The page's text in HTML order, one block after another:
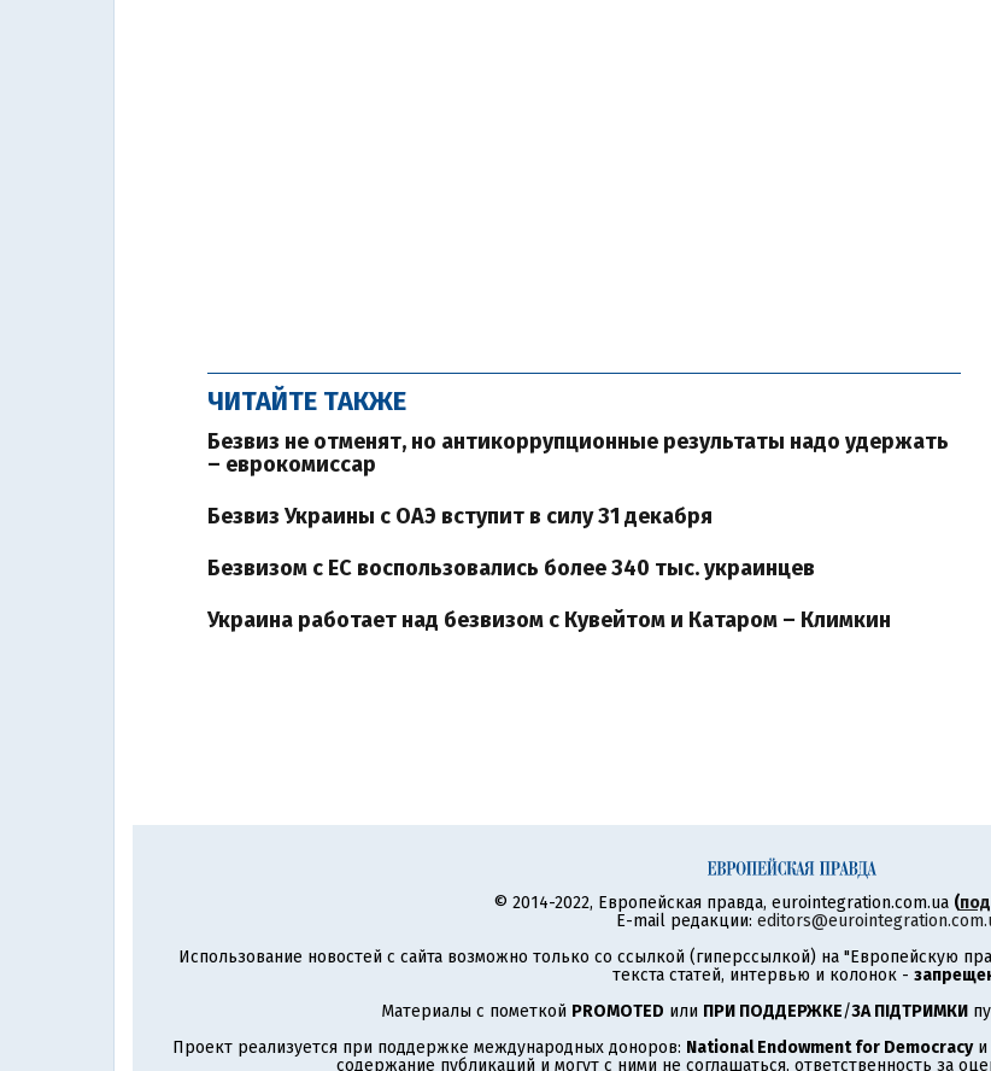
ЧИТАЙТЕ ТАКЖЕ
Безвиз не отменят, но антикоррупционные результаты надо удержать
– еврокомиссар
Безвиз Украины с ОАЭ вступит в силу 31 декабря
Безвизом с ЕС воспользовались более 340 тыс. украинцев
Украина работает над безвизом с Кувейтом и Катаром – Климкин
© 2014-2022, Европейская правда, eurointegration.com.ua (
E-mail редакции:
Использование новостей с сайта возможно только со ссылкой (гиперссылкой) на "Европейскую
текста статей, интервью и колонок -
Материалы с пометкой PROMOTED или ПРИ ПОДДЕРЖКЕ/ЗА ПІДТРИМКИ
Проект реализуется при поддержке международных доноров: National Endowment for Democracyи
содержание публикаций и могут с ними не соглашаться, ответственность за